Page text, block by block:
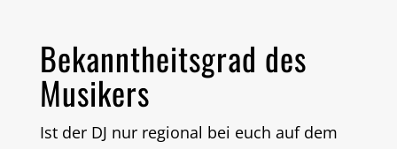
Bekanntheitsgrad des
Musikers
Ist der DJ nur regional bei euch auf dem